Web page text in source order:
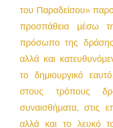
του Παραδείσου»
προσπάθεια μέσω
πρόσωπο της
αλλά και
το δημιουργικό
στους τρόπους
συναισθήματα, στις
αλλά και το λευκό